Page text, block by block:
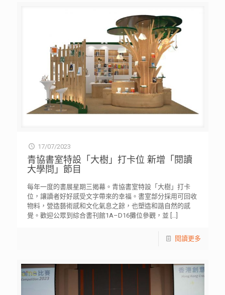
17/07/2023
青協書室特設「大樹」打卡位 新增「閱讀
大學問」節目
每年一度的書展星期三揭幕。青協書室特設「大樹」打卡
位，讓讀者好好感受文字帶來的幸福。書室部分採用可回收
物料，營造藝術感和文化氣息之餘，也塑造和諧自然的感
覺。歡迎公眾到綜合書刊館1A–D16攤位參觀，並 […]
閱讀更多